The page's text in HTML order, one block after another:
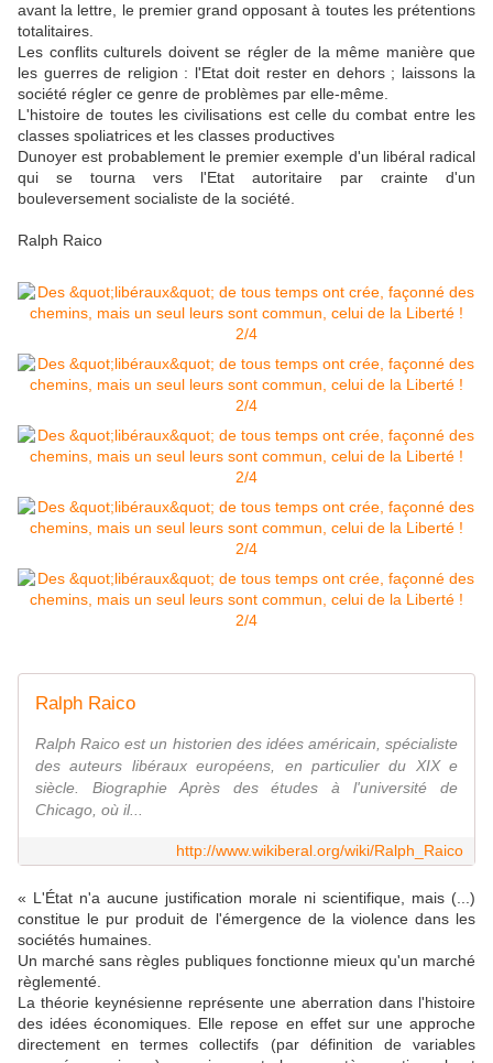
avant la lettre, le premier grand opposant à toutes les prétentions
totalitaires.
Les conflits culturels doivent se régler de la même manière que
les guerres de religion : l'Etat doit rester en dehors ; laissons la
société régler ce genre de problèmes par elle-même.
L'histoire de toutes les civilisations est celle du combat entre les
classes spoliatrices et les classes productives
Dunoyer est probablement le premier exemple d'un libéral radical
qui se tourna vers l'Etat autoritaire par crainte d'un
bouleversement socialiste de la société.
Ralph Raico
Ralph Raico
Ralph Raico est un historien des idées américain, spécialiste
des auteurs libéraux européens, en particulier du XIX e
siècle. Biographie Après des études à l'université de
Chicago, où il...
http://www.wikiberal.org/wiki/Ralph_Raico
« L'État n'a aucune justification morale ni scientifique, mais (...)
constitue le pur produit de l'émergence de la violence dans les
sociétés humaines.
Un marché sans règles publiques fonctionne mieux qu'un marché
règlementé.
La théorie keynésienne représente une aberration dans l'histoire
des idées économiques. Elle repose en effet sur une approche
directement en termes collectifs (par définition de variables